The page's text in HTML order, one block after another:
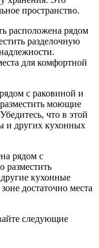
пространство.
расположена рядом
разделочную
для комфортной
с раковиной и
моющие
что в этой
и других кухонных
рядом с
разместить
кухонные
достаточно места
следующие